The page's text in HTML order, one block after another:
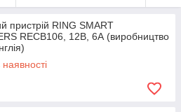
пристрій RING SMART
RECB106, 12В, 6А (виробництво